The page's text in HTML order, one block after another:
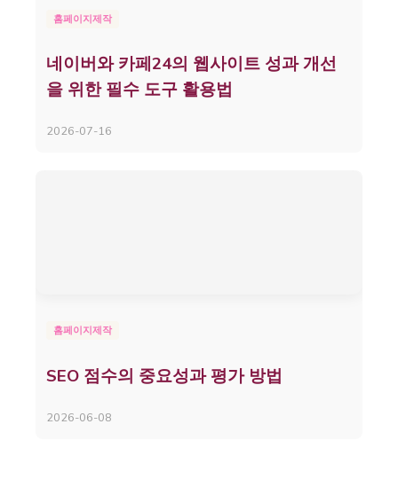
홈페이지제작
네이버와 카페24의 웹사이트 성과 개선
을 위한 필수 도구 활용법
2026-07-16
홈페이지제작
SEO 점수의 중요성과 평가 방법
2026-06-08